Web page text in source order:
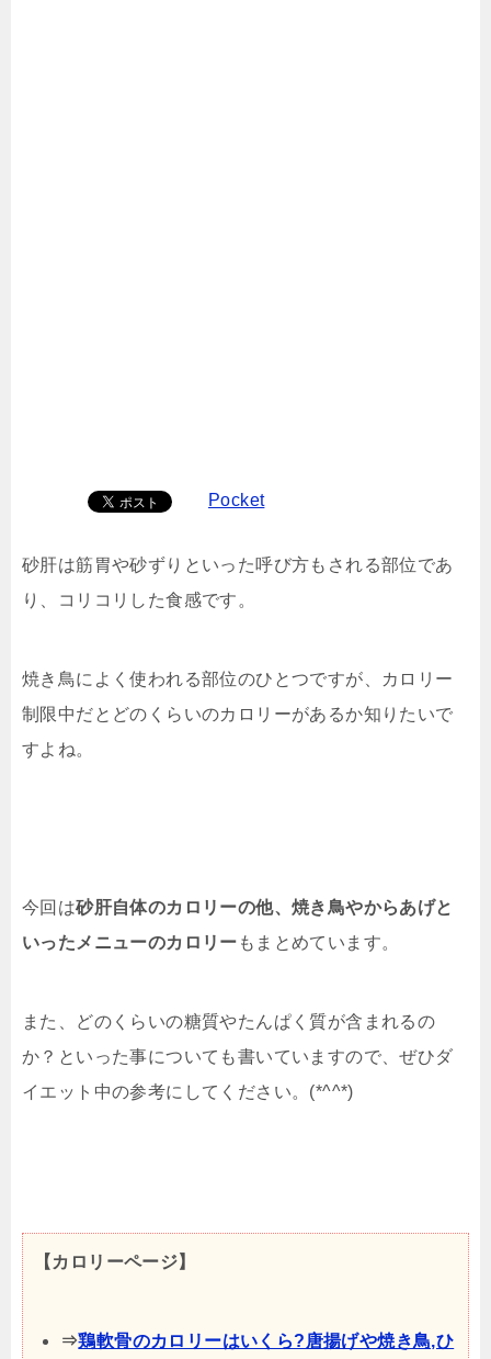
Pocket
砂肝は筋胃や砂ずりといった呼び方もされる部位であ
り、コリコリした食感です。
焼き鳥によく使われる部位のひとつですが、カロリー
制限中だとどのくらいのカロリーがあるか知りたいで
すよね。
今回は砂肝自体のカロリーの他、焼き鳥やからあげと
いったメニューのカロリー もまとめています。
また、どのくらいの糖質やたんぱく質が含まれるの
か？といった事についても書いていますので、ぜひダ
イエット中の参考にしてください。(*^^*)
【カロリーページ】
⇒鶏軟骨のカロリーはいくら?唐揚げや焼き鳥,ひ